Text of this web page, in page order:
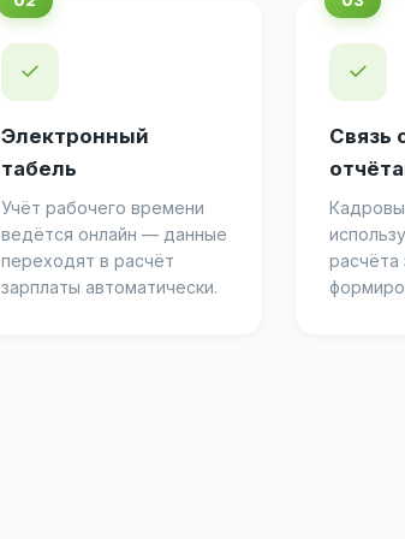
✓
Электронный
табель
Учёт рабочего времени
ведётся онлайн — данные
переходят в расчёт
зарплаты автоматически.
✓
Связь
расчёта